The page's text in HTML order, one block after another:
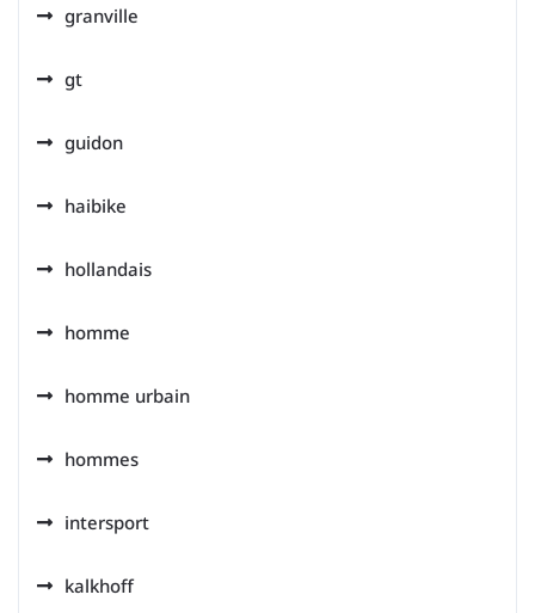
granville
gt
guidon
haibike
hollandais
homme
homme urbain
hommes
intersport
kalkhoff